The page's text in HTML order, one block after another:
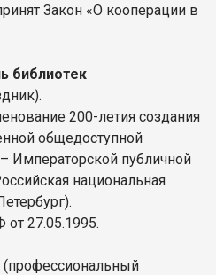
Закон «О кооперации в
библиотек
200-летия создания
общедоступной
Императорской публичной
национальная
27.05.1995.
(профессиональный